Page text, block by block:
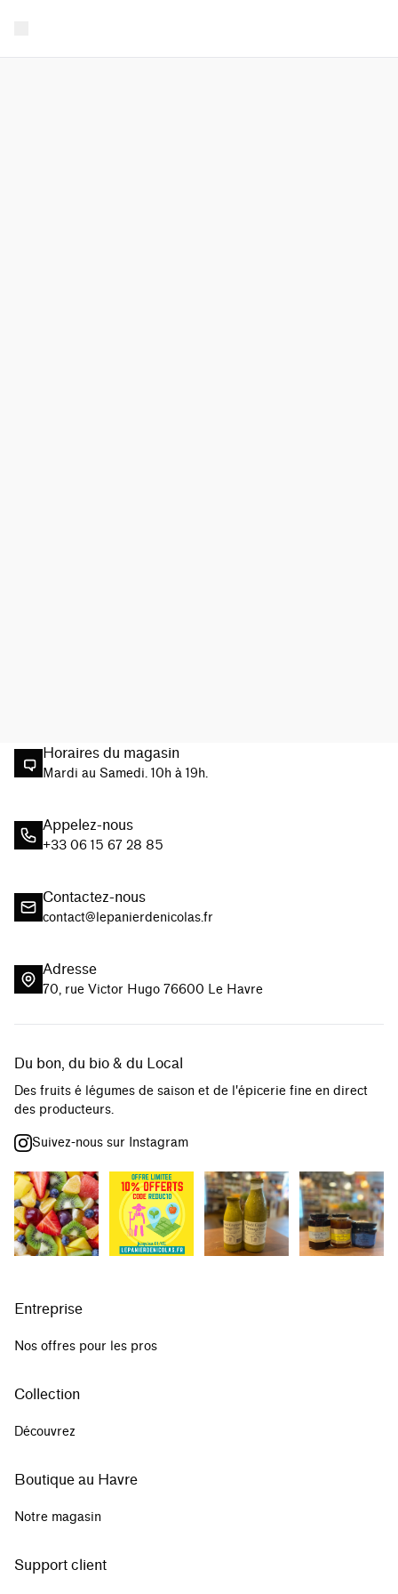
Horaires du magasin
Mardi au Samedi. 10h à 19h.
Appelez-nous
+33 06 15 67 28 85
Contactez-nous
contact@lepanierdenicolas.fr
Adresse
70, rue Victor Hugo 76600 Le Havre
Du bon, du bio & du Local
Des fruits é légumes de saison et de l'épicerie fine en direct
des producteurs.
Suivez-nous sur Instagram
Entreprise
Nos offres pour les pros
Collection
Découvrez
Boutique au Havre
Notre magasin
Support client